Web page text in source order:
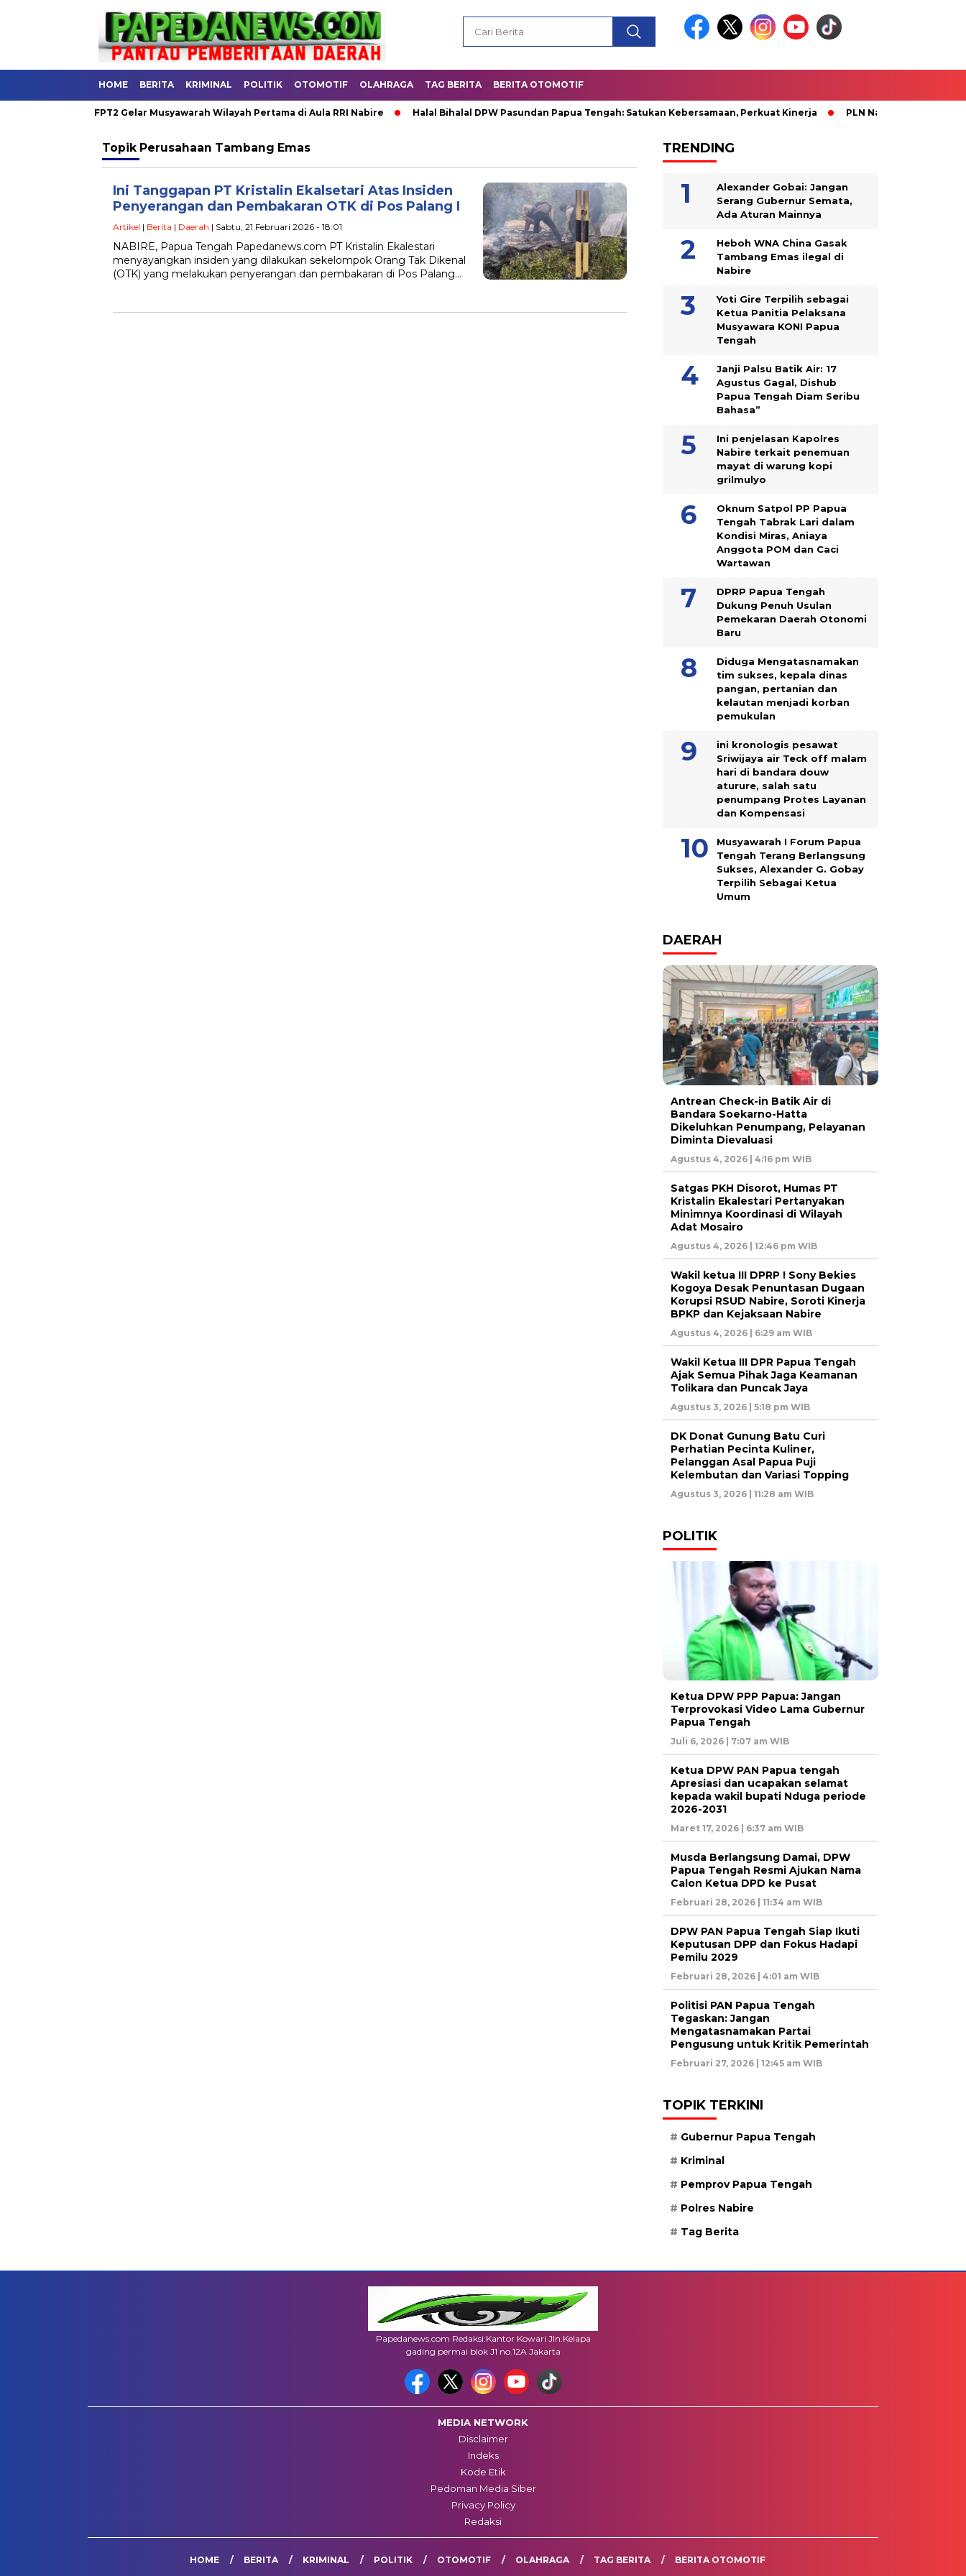
HOME BERITA KRIMINAL POLITIK OTOMOTIF OLAHRAGA TAG BERITA BERITA OTOMOTIF
FPT2 Gelar Musyawarah Wilayah Pertama di Aula RRI Nabire Halal Bihalal DPW Pasundan Papua Tengah: Satukan Kebersamaan, Perkuat Kinerja PLN Nabire Berbagi Kasih
Topik Perusahaan Tambang Emas
Ini Tanggapan PT Kristalin Ekalsetari Atas Insiden
Penyerangan dan Pembakaran OTK di Pos Palang I
Artikel | Berita | Daerah | Sabtu, 21 Februari 2026 - 18:01
NABIRE, Papua Tengah Papedanews.com PT Kristalin Ekalestari
menyayangkan insiden yang dilakukan sekelompok Orang Tak Dikenal
(OTK) yang melakukan penyerangan dan pembakaran di Pos Palang…
TRENDING
Alexander Gobai: Jangan
Serang Gubernur Semata,
Ada Aturan Mainnya
Heboh WNA China Gasak
Tambang Emas ilegal di
Nabire
Yoti Gire Terpilih sebagai
Ketua Panitia Pelaksana
Musyawara KONI Papua
Tengah
Janji Palsu Batik Air: 17
Agustus Gagal, Dishub
Papua Tengah Diam Seribu
Bahasa”
Ini penjelasan Kapolres
Nabire terkait penemuan
mayat di warung kopi
grilmulyo
Oknum Satpol PP Papua
Tengah Tabrak Lari dalam
Kondisi Miras, Aniaya
Anggota POM dan Caci
Wartawan
DPRP Papua Tengah
Dukung Penuh Usulan
Pemekaran Daerah Otonomi
Baru
Diduga Mengatasnamakan
tim sukses, kepala dinas
pangan, pertanian dan
kelautan menjadi korban
pemukulan
ini kronologis pesawat
Sriwijaya air Teck off malam
hari di bandara douw
aturure, salah satu
penumpang Protes Layanan
dan Kompensasi
Musyawarah I Forum Papua
Tengah Terang Berlangsung
Sukses, Alexander G. Gobay
Terpilih Sebagai Ketua
Umum
DAERAH
Antrean Check-in Batik Air di
Bandara Soekarno-Hatta
Dikeluhkan Penumpang, Pelayanan
Diminta Dievaluasi
Agustus 4, 2026 | 4:16 pm WIB
Satgas PKH Disorot, Humas PT
Kristalin Ekalestari Pertanyakan
Minimnya Koordinasi di Wilayah
Adat Mosairo
Agustus 4, 2026 | 12:46 pm WIB
Wakil ketua III DPRP ! Sony Bekies
Kogoya Desak Penuntasan Dugaan
Korupsi RSUD Nabire, Soroti Kinerja
BPKP dan Kejaksaan Nabire
Agustus 4, 2026 | 6:29 am WIB
Wakil Ketua III DPR Papua Tengah
Ajak Semua Pihak Jaga Keamanan
Tolikara dan Puncak Jaya
Agustus 3, 2026 | 5:18 pm WIB
DK Donat Gunung Batu Curi
Perhatian Pecinta Kuliner,
Pelanggan Asal Papua Puji
Kelembutan dan Variasi Topping
Agustus 3, 2026 | 11:28 am WIB
POLITIK
Ketua DPW PPP Papua: Jangan
Terprovokasi Video Lama Gubernur
Papua Tengah
Juli 6, 2026 | 7:07 am WIB
Ketua DPW PAN Papua tengah
Apresiasi dan ucapakan selamat
kepada wakil bupati Nduga periode
2026-2031
Maret 17, 2026 | 6:37 am WIB
Musda Berlangsung Damai, DPW
Papua Tengah Resmi Ajukan Nama
Calon Ketua DPD ke Pusat
Februari 28, 2026 | 11:34 am WIB
DPW PAN Papua Tengah Siap Ikuti
Keputusan DPP dan Fokus Hadapi
Pemilu 2029
Februari 28, 2026 | 4:01 am WIB
Politisi PAN Papua Tengah
Tegaskan: Jangan
Mengatasnamakan Partai
Pengusung untuk Kritik Pemerintah
Februari 27, 2026 | 12:45 am WIB
TOPIK TERKINI
Gubernur Papua Tengah
Kriminal
Pemprov Papua Tengah
Polres Nabire
Tag Berita
Papedanews.com Redaksi:Kantor Kowari Jln.Kelapa
gading permai blok J1 no.12A Jakarta
MEDIA NETWORK
Disclaimer
Indeks
Kode Etik
Pedoman Media Siber
Privacy Policy
Redaksi
HOME BERITA KRIMINAL POLITIK OTOMOTIF OLAHRAGA TAG BERITA BERITA OTOMOTIF